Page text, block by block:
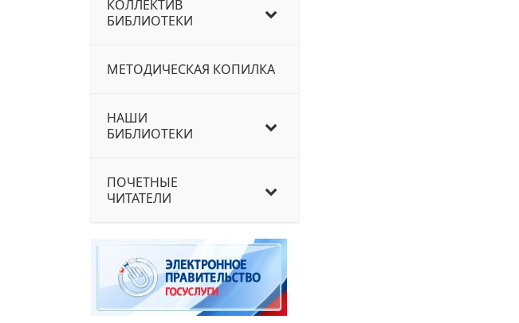
КОЛЛЕКТИВ
БИБЛИОТЕКИ
МЕТОДИЧЕСКАЯ КОПИЛКА
НАШИ
БИБЛИОТЕКИ
ПОЧЕТНЫЕ
ЧИТАТЕЛИ